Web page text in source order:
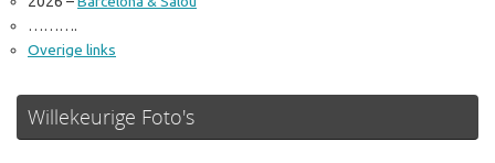
……….
Overige links
Willekeurige Foto's